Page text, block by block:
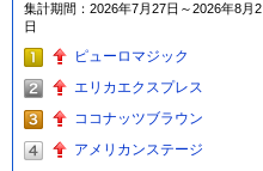
グ
集計期間：2026年7月27日～2026年8月2
日
ピューロマジック
エリカエクスプレス
ココナッツブラウン
アメリカンステージ